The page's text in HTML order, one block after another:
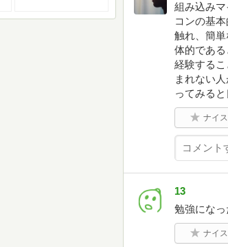
組み込み
コンの基
触れ、簡
体的であ
経験する
まれない
ってみると
ナイス
13
勉強になっ
ナイス